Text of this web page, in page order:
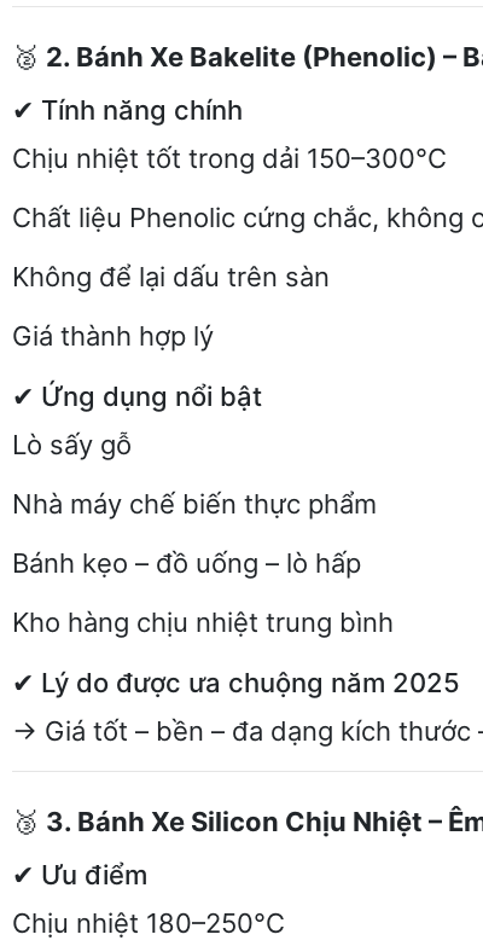
🥈 2. Bánh Xe Bakelite (Phenolic) –
✔ Tính năng chính
Chịu nhiệt tốt trong dải 150–300°C
Chất liệu Phenolic cứng chắc, không
Không để lại dấu trên sàn
Giá thành hợp lý
✔ Ứng dụng nổi bật
Lò sấy gỗ
Nhà máy chế biến thực phẩm
Bánh kẹo – đồ uống – lò hấp
Kho hàng chịu nhiệt trung bình
✔ Lý do được ưa chuộng năm 2025
→ Giá tốt – bền – đa dạng kích thước
🥉 3. Bánh Xe Silicon Chịu Nhiệt –
✔ Ưu điểm
Chịu nhiệt 180–250°C